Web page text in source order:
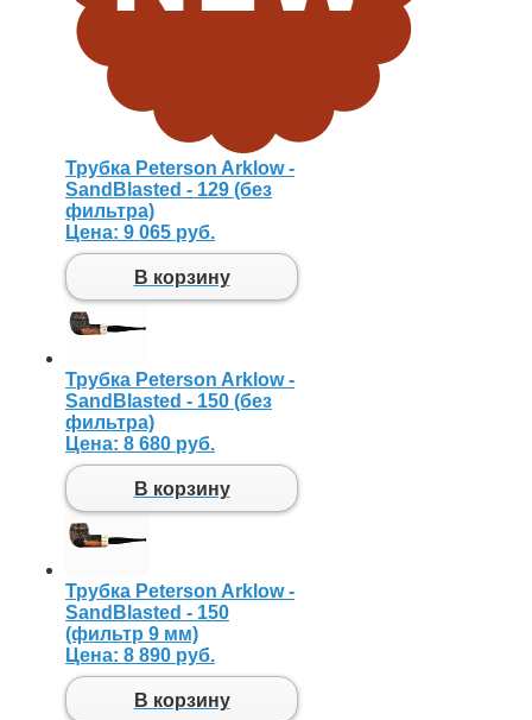
Трубка Peterson Arklow -
SandBlasted - 129 (без
фильтра)
Цена: 9 065 руб.
В корзину
Трубка Peterson Arklow -
SandBlasted - 150 (без
фильтра)
Цена: 8 680 руб.
В корзину
Трубка Peterson Arklow -
SandBlasted - 150
(фильтр 9 мм)
Цена: 8 890 руб.
В корзину